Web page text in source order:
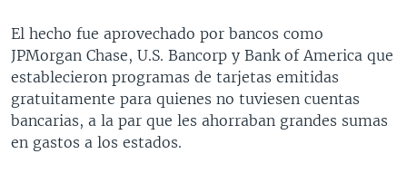
El hecho fue aprovechado por bancos como
JPMorgan Chase, U.S. Bancorp y Bank of America que
establecieron programas de tarjetas emitidas
gratuitamente para quienes no tuviesen cuentas
bancarias, a la par que les ahorraban grandes sumas
en gastos a los estados.